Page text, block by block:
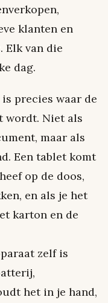
klanten en
Elk van die
dag.
precies waar de
wordt. Niet als
maar als
Een tablet komt
op de doos,
en als je het
karton en de
zelf is
het in je hand,